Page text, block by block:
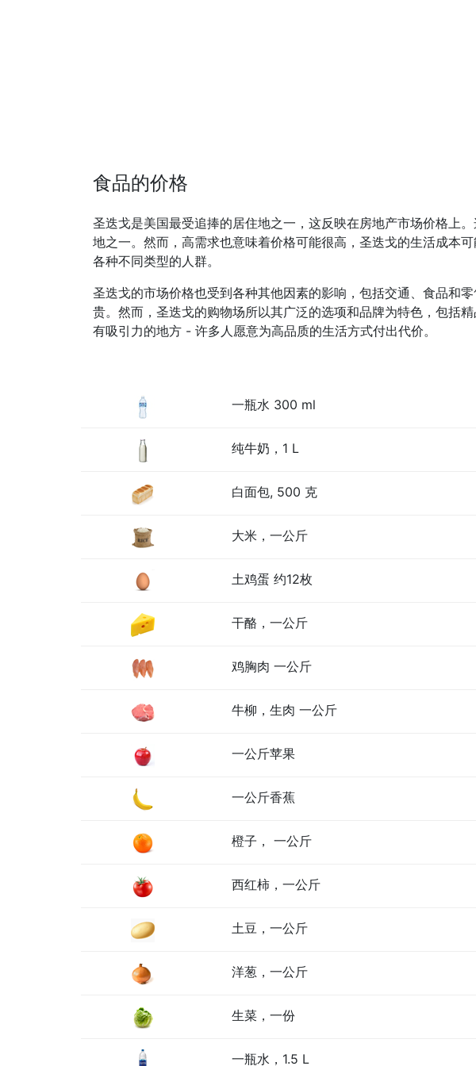
食品的价格
圣迭戈是美国最受追捧的居住地之一，这反映在房地产市场价格上
地之一。然而，高需求也意味着价格可能很高，圣迭戈的生活成本
各种不同类型的人群。
圣迭戈的市场价格也受到各种其他因素的影响，包括交通、食品和
贵。然而，圣迭戈的购物场所以其广泛的选项和品牌为特色，包括
有吸引力的地方 - 许多人愿意为高品质的生活方式付出代价。
一瓶水 300 ml
纯牛奶，1 L
白面包, 500 克
大米，一公斤
土鸡蛋 约12枚
干酪，一公斤
鸡胸肉 一公斤
牛柳，生肉 一公斤
一公斤苹果
一公斤香蕉
橙子， 一公斤
西红柿，一公斤
土豆，一公斤
洋葱，一公斤
生菜，一份
一瓶水，1.5 L